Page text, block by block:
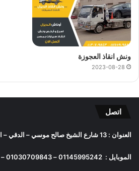
ونش انقاذ العجوزة
2023-08-28
اتصل
العنوان : 13 شارع الشيخ صالح موسي – الدقي – الجيزة – مصر
الموبايل : 01145995242
–
01030709843
–